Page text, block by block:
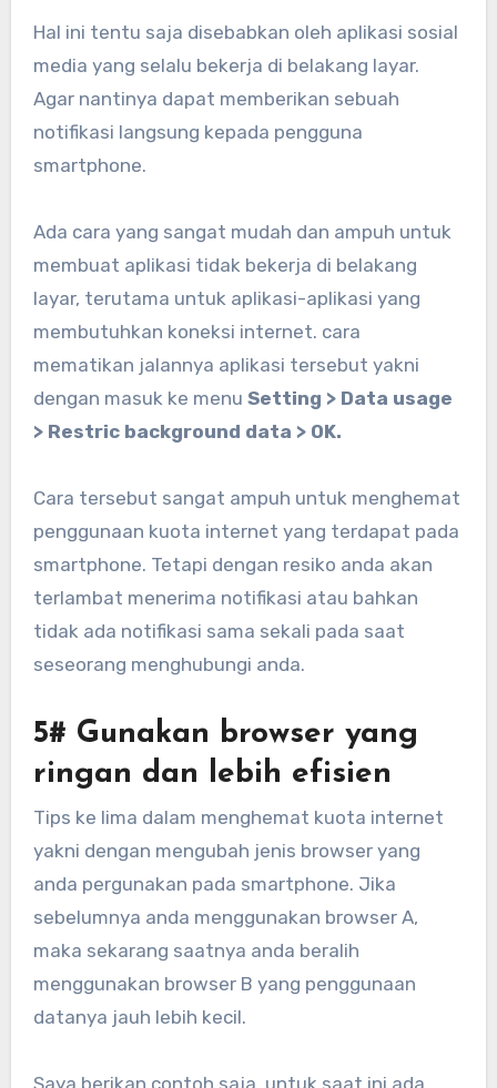
Hal ini tentu saja disebabkan oleh aplikasi sosial
media yang selalu bekerja di belakang layar.
Agar nantinya dapat memberikan sebuah
notifikasi langsung kepada pengguna
smartphone.
Ada cara yang sangat mudah dan ampuh untuk
membuat aplikasi tidak bekerja di belakang
layar, terutama untuk aplikasi-aplikasi yang
membutuhkan koneksi internet. cara
mematikan jalannya aplikasi tersebut yakni
dengan masuk ke menu Setting > Data usage
> Restric background data > OK.
Cara tersebut sangat ampuh untuk menghemat
penggunaan kuota internet yang terdapat pada
smartphone. Tetapi dengan resiko anda akan
terlambat menerima notifikasi atau bahkan
tidak ada notifikasi sama sekali pada saat
seseorang menghubungi anda.
5# Gunakan browser yang
ringan dan lebih efisien
Tips ke lima dalam menghemat kuota internet
yakni dengan mengubah jenis browser yang
anda pergunakan pada smartphone. Jika
sebelumnya anda menggunakan browser A,
maka sekarang saatnya anda beralih
menggunakan browser B yang penggunaan
datanya jauh lebih kecil.